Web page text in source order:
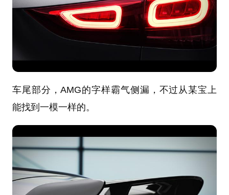
车尾部分，AMG的字样霸气侧漏，不过从某宝上
能找到一模一样的。